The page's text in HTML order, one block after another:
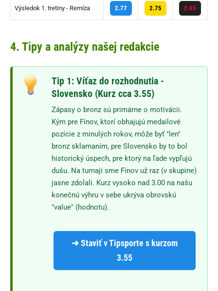
Výsledok 1. tretiny - Remíza 2.77 2.75 2.65
4. Tipy a analýzy našej redakcie
Tip 1: Víťaz do rozhodnutia -
Slovensko (Kurz cca 3.55)
Zápasy o bronz sú primárne o motivácii.
Kým pre Fínov, ktorí obhajujú medailové
pozície z minulých rokov, môže byť "len"
bronz sklamaním, pre Slovensko by to bol
historický úspech, pre ktorý na ľade vypľujú
dušu. Na turnaji sme Fínov už raz (v skupine)
jasne zdolali. Kurz vysoko nad 3.00 na našu
konečnú výhru v sebe ukrýva obrovskú
"value" (hodnotu).
➜ Staviť v Tipsporte s kurzom
3.55